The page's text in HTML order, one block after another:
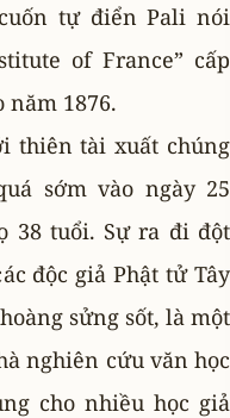
tự điển Pali nói
of France” cấp
năm 1876.
thiên tài xuất chúng
sớm vào ngày 25
38 tuổi. Sự ra đi đột
độc giả Phật tử Tây
sửng sốt, là một
nghiên cứu văn học
cho nhiều học giả